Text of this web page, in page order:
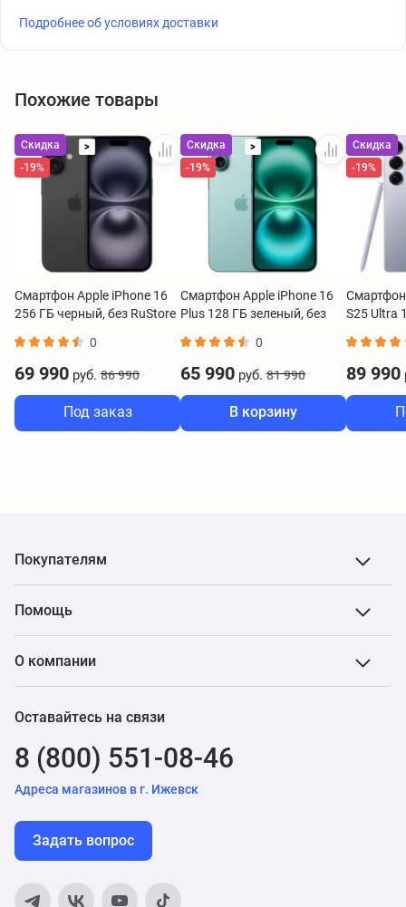
Подробнее об условиях доставки
Похожие товары
Скидка
>
-19%
Смартфон Apple iPhone 16
256 ГБ черный, без RuStore
0
69 990 руб. 86 990
Под заказ
Скидка
>
-19%
Смартфон Apple iPhone 16
Plus 128 ГБ зеленый, без
0
65 990 руб. 81 990
В корзину
Скидка
-19%
S25 Ultra
89 990
Покупателям
Помощь
О компании
Оставайтесь на связи
8 (800) 551-08-46
Адреса магазинов в г. Ижевск
Задать вопрос